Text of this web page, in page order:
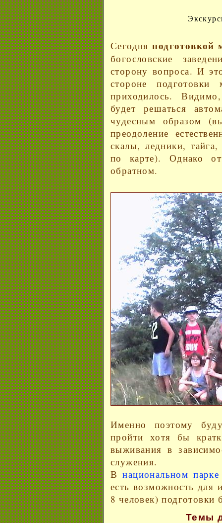
Сегодняподготовкой
богословские
сторону вопроса. И
стороне
приходилось.
будет решаться
чудесным образом
преодоление
скалы, ледники,
по карте). Однако
обратном.
Именно поэтому
пройти хотя бы
выживания в
служения.
Внациональном
есть возможность для
8 человек)
Темы